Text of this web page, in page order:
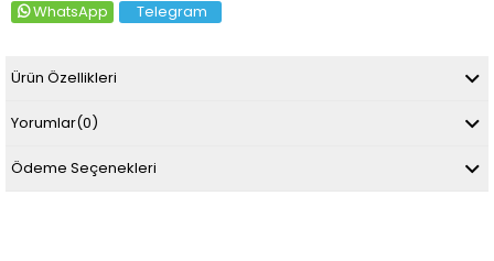
WhatsApp Telegram
Ürün Özellikleri
Yorumlar(0)
Ödeme Seçenekleri